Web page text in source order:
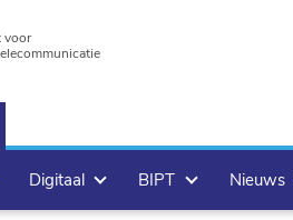
voor
Digitaal BIPT Nieuws